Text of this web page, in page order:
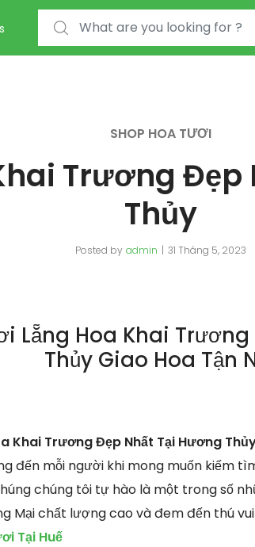
Search for:
SHOP HOA TƯƠI
Trương Đẹp
Thủy
Posted by admin 31 Tháng 5, 2023
Lẵng Hoa Khai
Thủy Giao Hoa Tận
Khai Trương Đẹp Nhất Tại Hương
đến mỗi người khi mong muốn kiếm
chúng tôi tự hào là một trong số
Mại chất lượng cao và đem đến thú
Tại Huế